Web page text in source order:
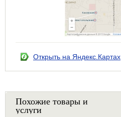
Открыть на Яндекс.Картах
Похожие товары и
услуги